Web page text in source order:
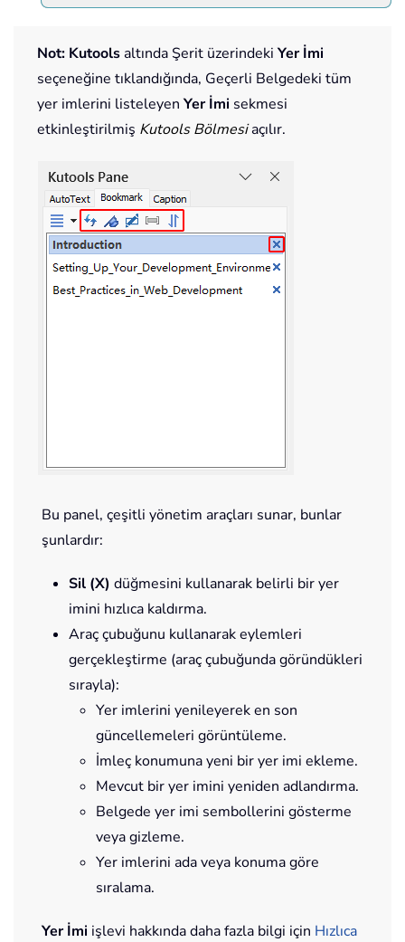
Not: Kutoolsaltında Şerit üzerindeki Yer İmi
seçeneğine tıklandığında, Geçerli Belgedeki tüm
yer imlerini listeleyen Yer İmi sekmesi
etkinleştirilmiş Kutools Bölmesiaçılır.
Bu panel, çeşitli yönetim araçları sunar, bunlar
şunlardır:
Sil (X) düğmesini kullanarak belirli bir yer
imini hızlıca kaldırma.
Araç çubuğunu kullanarak eylemleri
gerçekleştirme (araç çubuğunda göründükleri
sırayla):
Yer imlerini yenileyerek en son
güncellemeleri görüntüleme.
İmleç konumuna yeni bir yer imi ekleme.
Mevcut bir yer imini yeniden adlandırma.
Belgede yer imi sembollerini gösterme
veya gizleme.
Yer imlerini ada veya konuma göre
sıralama.
Yer İmi işlevi hakkında daha fazla bilgi için Hızlıca